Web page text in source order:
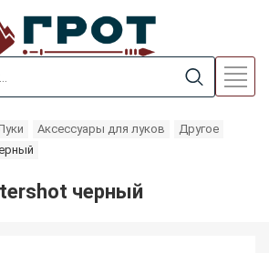
Аксессуары для луков
Другое
черный